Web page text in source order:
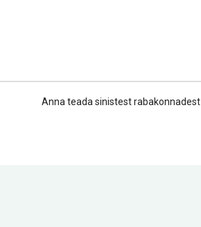
Anna teada sinistest rabakonnadest